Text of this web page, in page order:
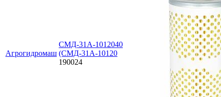
Агрогидромаш
СМД-31А-1012040
(СМД-31А-10120
190024